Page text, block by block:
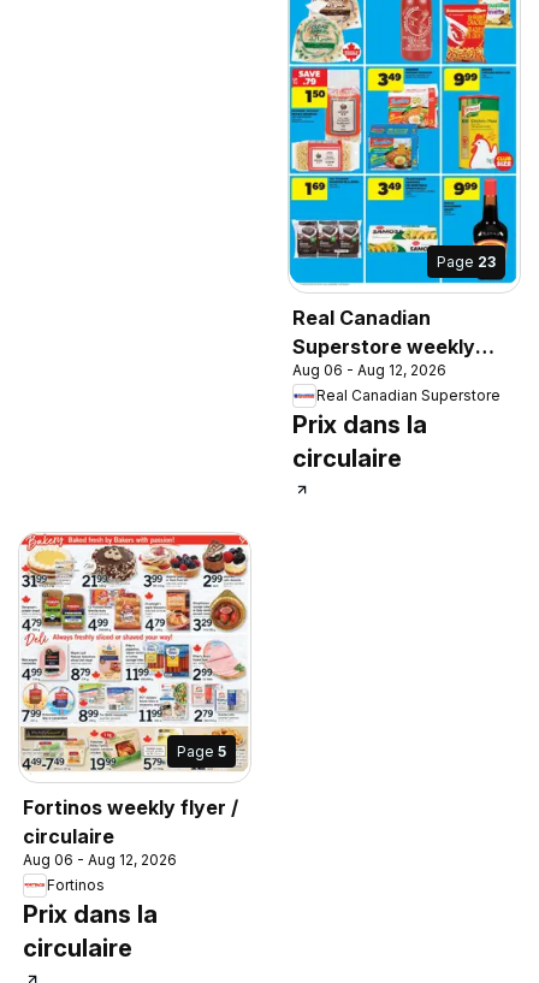
Page 23
Real Canadian
Superstore weekly
flyer / circulaire
Aug 06 - Aug 12, 2026
Real Canadian Superstore
Prix dans la
circulaire
Page 5
Fortinos weekly flyer /
circulaire
Aug 06 - Aug 12, 2026
Fortinos
Prix dans la
circulaire